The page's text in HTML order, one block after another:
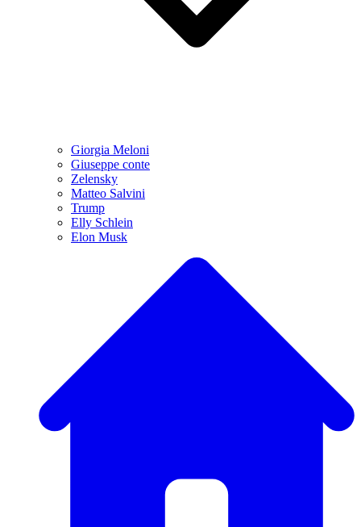
Giorgia Meloni
Giuseppe conte
Zelensky
Matteo Salvini
Trump
Elly Schlein
Elon Musk